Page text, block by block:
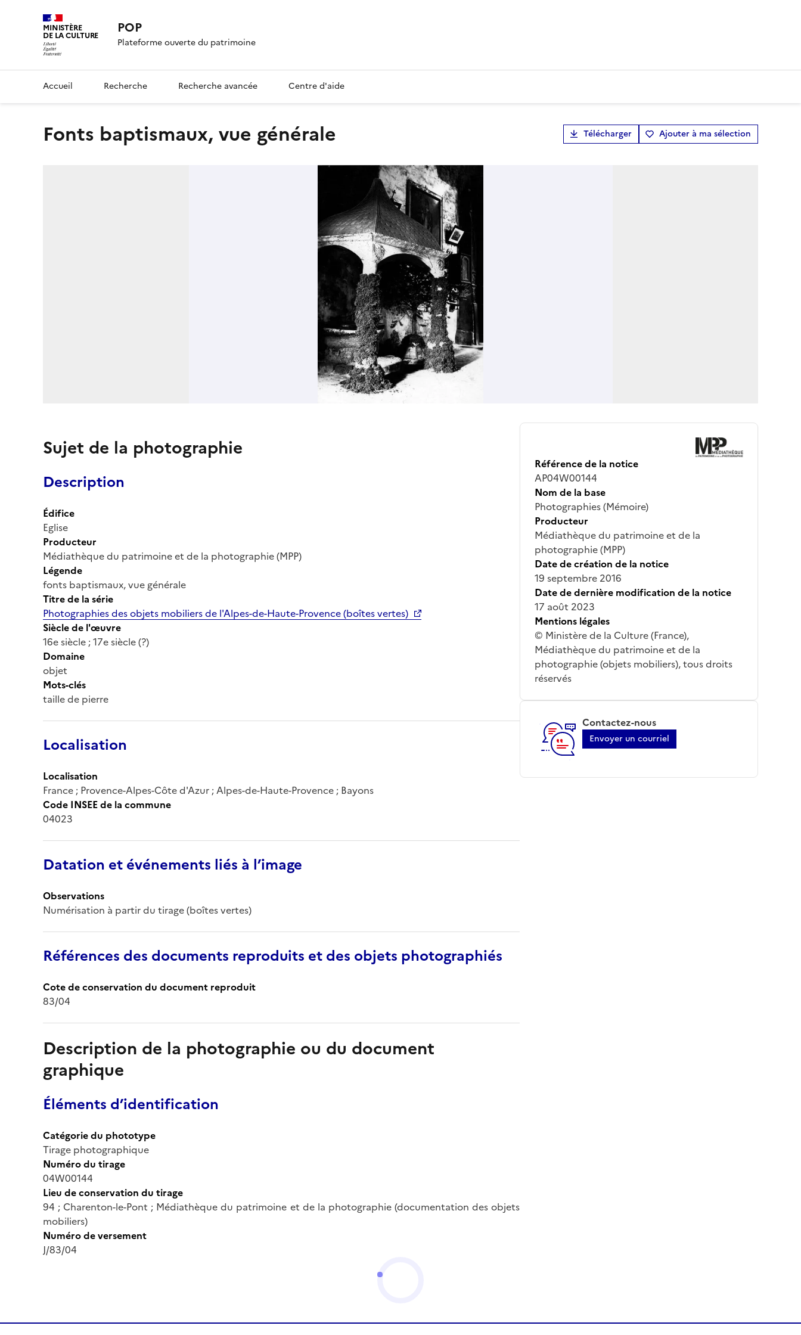
MINISTÈRE
DE LA CULTURE POP
Plateforme ouverte du patrimoine
Accueil Recherche Recherche avancée Centre d'aide
fonts baptismaux, vue générale Télécharger Ajouter à ma sélection
Sujet de la photographie
Description
Édifice
Eglise
Producteur
Médiathèque du patrimoine et de la photographie (MPP)
Légende
fonts baptismaux, vue générale
Titre de la série
Photographies des objets mobiliers de l'Alpes-de-Haute-Provence (boîtes vertes)
Siècle de l'œuvre
16e siècle ; 17e siècle (?)
Domaine
objet
Mots-clés
taille de pierre
Localisation
Localisation
France ; Provence-Alpes-Côte d'Azur ; Alpes-de-Haute-Provence ; Bayons
Code INSEE de la commune
04023
Datation et événements liés à l’image
Observations
Numérisation à partir du tirage (boîtes vertes)
Références des documents reproduits et des objets photographiés
Cote de conservation du document reproduit
83/04
Description de la photographie ou du document
graphique
Éléments d’identification
Catégorie du phototype
Tirage photographique
Numéro du tirage
04W00144
Lieu de conservation du tirage
94 ; Charenton-le-Pont ; Médiathèque du patrimoine et de la photographie (documentation des objets
mobiliers)
Numéro de versement
J/83/04
Référence de la notice
AP04W00144
Nom de la base
Photographies (Mémoire)
Producteur
Médiathèque du patrimoine et de la
photographie (MPP)
Date de création de la notice
19 septembre 2016
Date de dernière modification de la notice
17 août 2023
Mentions légales
© Ministère de la Culture (France),
Médiathèque du patrimoine et de la
photographie (objets mobiliers), tous droits
réservés
Contactez-nous
Envoyer un courriel